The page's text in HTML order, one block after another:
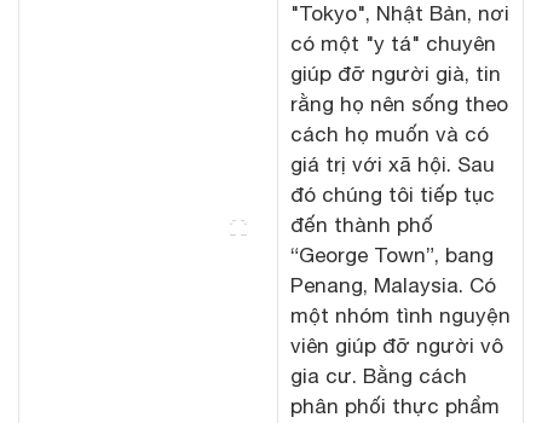
"Tokyo", Nhật Bản, nơi
có một "y tá" chuyên
giúp đỡ người già, tin
rằng họ nên sống theo
cách họ muốn và có
giá trị với xã hội. Sau
đó chúng tôi tiếp tục
đến thành phố
“George Town”, bang
Penang, Malaysia. Có
một nhóm tình nguyện
viên giúp đỡ người vô
gia cư. Bằng cách
phân phối thực phẩm